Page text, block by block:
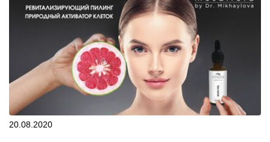
20.08.2020